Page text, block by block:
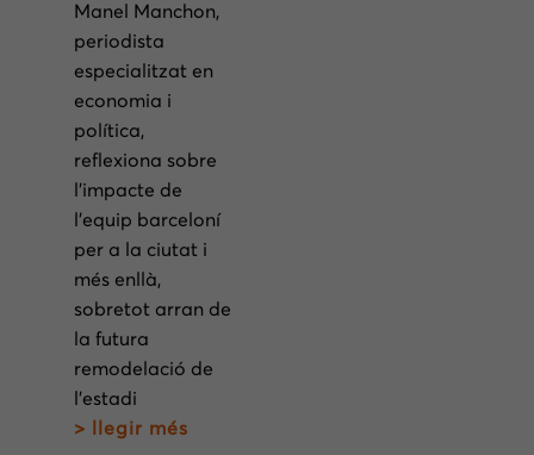
Manel Manchon,
periodista
especialitzat en
economia i
política,
reflexiona sobre
l’impacte de
l’equip barceloní
per a la ciutat i
més enllà,
sobretot arran de
la futura
remodelació de
l’estadi
> llegir més